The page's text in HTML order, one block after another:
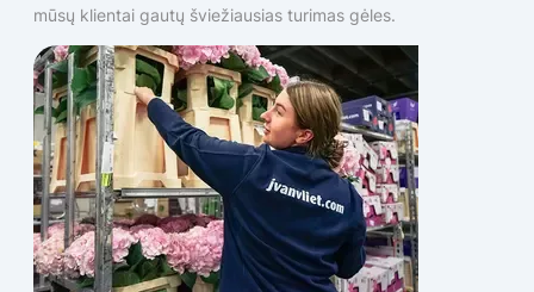
mūsų klientai gautų šviežiausias turimas gėles.